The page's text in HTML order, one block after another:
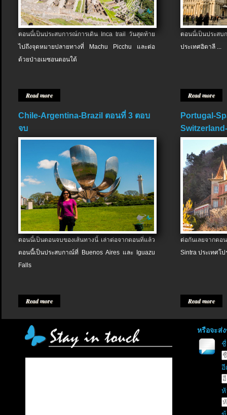
ตอนนี้เป็นประสบการณ์การเดิน Inca trail วันสุดท้าย
ไปถึงจุดหมายปลายทางที่ Machu Picchu และต่อ
ด้วยป่าอเมซอนตอนใต้
Read more
ตอนนี้เป็นประส
ประเทศอิตาลี ...
Read more
Chile-Argentina-Brazil ตอนที่ 3 ตอบ
จบ
ตอนนี้เป็นตอนจบของเส้นทางนี้ เล่าต่อจากตอนที่แล้ว
ตอนนี้เป็นประสบกาณ์ที่ Buenos Aires และ Iguazu
Falls
Read more
Portugal-
ต่อกันเลยจากต
Sintra ประเทศโป
Read more
หรือจะส่
อี
หั